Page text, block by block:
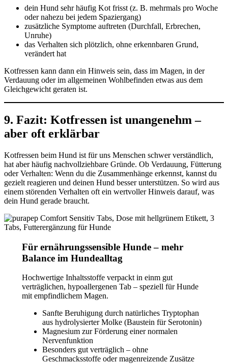
dein Hund sehr häufig Kot frisst (z. B. mehrmals pro Woche
oder nahezu bei jedem Spaziergang)
zusätzliche Symptome auftreten (Durchfall, Erbrechen,
Unruhe)
das Verhalten sich plötzlich, ohne erkennbaren Grund,
verändert hat
Kotfressen kann dann ein Hinweis sein, dass im Magen, in der
Verdauung oder im allgemeinen Wohlbefinden etwas aus dem
Gleichgewicht geraten ist.
9. Fazit: Kotfressen ist unangenehm –
aber oft erklärbar
Kotfressen beim Hund ist für uns Menschen schwer verständlich,
hat aber häufig nachvollziehbare Gründe. Ob Verdauung, Fütterung
oder Verhalten: Wenn du die Zusammenhänge erkennst, kannst du
gezielt reagieren und deinen Hund besser unterstützen. So wird aus
einem störenden Verhalten oft ein wertvoller Hinweis darauf, was
dein Hund gerade braucht.
Für ernährungssensible Hunde – mehr
Balance im Hundealltag
Hochwertige Inhaltsstoffe verpackt in einm gut
verträglichen, hypoallergenen Tab – speziell für Hunde
mit empfindlichem Magen.
Sanfte Beruhigung durch natürliches Tryptophan
aus hydrolysierter Molke (Baustein für Serotonin)
Magnesium zur Förderung einer normalen
Nervenfunktion
Besonders gut verträglich – ohne
Geschmacksstoffe oder magenreizende Zusätze